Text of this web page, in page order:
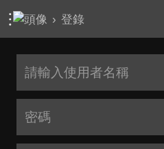
› 登錄